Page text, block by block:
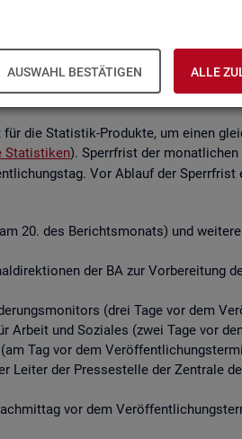
AUSWAHL BESTÄTIGEN ALLE
und in den Re­gio­nen er­fol­gen
die Sta­tis­tik-Pro­duk­te, um einen
Sta­tis­ti­ken). Sperr­frist der mo­nat­li­chen
Vor Ab­lauf der
20. des Be­richts­mo­nats) und
der BA zur Vor­be­rei­tung
(drei Tage vor dem
Ar­beit und So­zia­les (zwei Tage vor
Tag vor dem
Lei­ter der Pres­se­stel­le der Zen­tra­le
vor dem